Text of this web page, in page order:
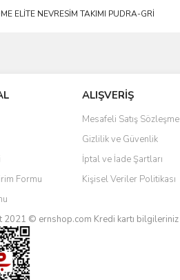
ELİTE NEVRESİM TAKIMI PUDRA-GRİ
resmi kalitesiz, bozuk veya görüntülenemiyor.
açıklamasında eksik bilgiler bulunuyor.
bilgilerinde hatalar bulunuyor.
fiyatı diğer sitelerden daha pahalı.
benzer farklı alternatifler olmalı.
Formu
ALIŞVERİŞ
Mesafeli Satış
Gizlilik ve Güvenlik
İptal ve İade Şartları
Kişisel Veriler Politikası
2021 © ernshop.com Kredi kartı